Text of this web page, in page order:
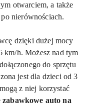
otwarciem, a także
nierównościach.
dzięki dużej mocy
km/h. Możesz nad tym
do sprzętu
jest dla dzieci od 3
z niej korzystać
zabawkowe auto na